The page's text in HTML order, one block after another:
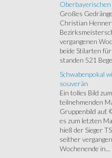
Großes
Christian
vergangenen
beide Stilarten
standen 521
Schwabenpokal
souverän
Ein tolles Bild
teilnehmenden
Gruppenbild auf.
es zum letzten
hieß der Sieger
seither
Wochenende in...